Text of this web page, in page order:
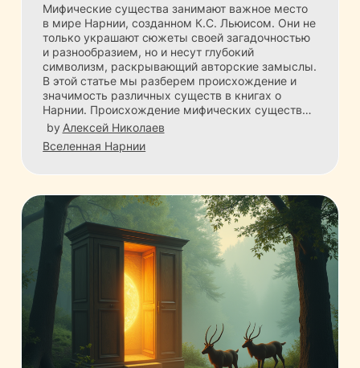
Мифические существа занимают важное место
в мире Нарнии, созданном К.С. Льюисом. Они не
только украшают сюжеты своей загадочностью
и разнообразием, но и несут глубокий
символизм, раскрывающий авторские замыслы.
В этой статье мы разберем происхождение и
значимость различных существ в книгах о
Нарнии. Происхождение мифических существ…
by Алексей Николаев
Вселенная Нарнии